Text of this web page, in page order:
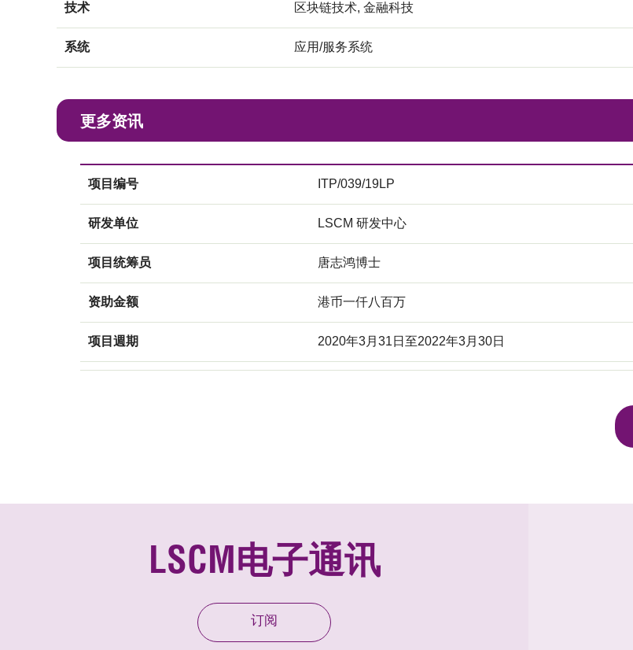
技术 区块链技术, 金融科技
系统 应用/服务系统
更多资讯
项目编号 ITP/039/19LP
研发单位 LSCM 研发中心
项目统筹员 唐志鸿博士
资助金额 港币一仟八百万
项目週期 2020年3月31日至2022年3月30日
LSCM电子通讯
订阅